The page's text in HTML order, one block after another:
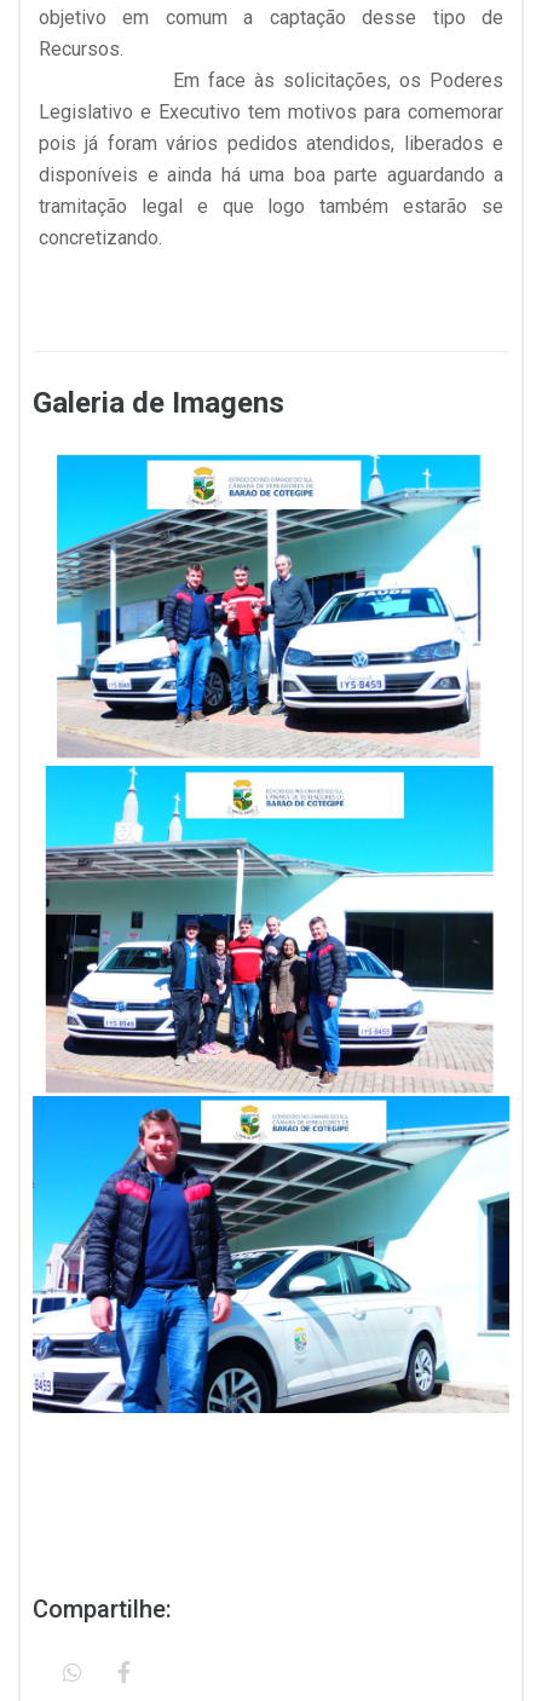
objetivo em comum a captação desse tipo de
Recursos.
Em face às solicitações, os Poderes
Legislativo e Executivo tem motivos para comemorar
pois já foram vários pedidos atendidos, liberados e
disponíveis e ainda há uma boa parte aguardando a
tramitação legal e que logo também estarão se
concretizando.
Galeria de Imagens
Compartilhe: